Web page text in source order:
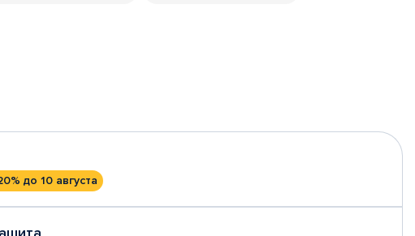
до 10 августа